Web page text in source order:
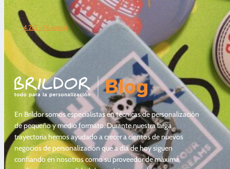
4.2/5 - (4 votos)
En Brildor somos especialistas en técnicas de personalización
de pequeño y medio formato. Durante nuestra larga
trayectoria hemos ayudado a crecer a cientos de nuevos
negocios de personalización que a día de hoy siguen
confiando en nosotros como su proveedor de máxima